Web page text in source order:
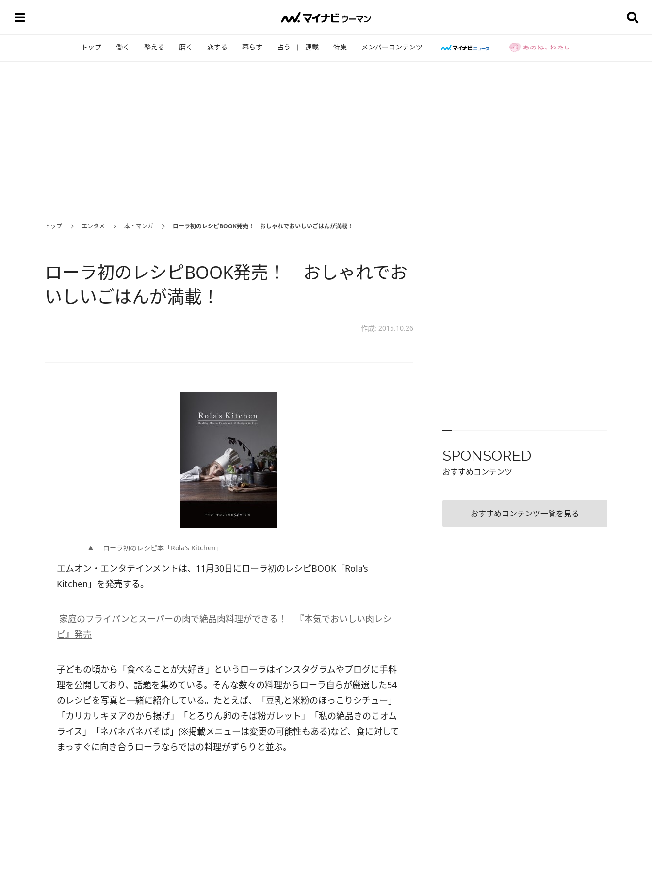
トップ 働く 整える 磨く 恋する 暮らす 占う 連載 特集 メンバーコンテンツ
トップ エンタメ 本・マンガ ローラ初のレシピBOOK発売！ おしゃれでおいしいごはんが満載！
ローラ初のレシピBOOK発売！ おしゃれでお
いしいごはんが満載！
作成: 2015.10.26
ローラ初のレシピ本「Rola’s Kitchen」
エムオン・エンタテインメントは、11月30日にローラ初のレシピBOOK「Rola’s
Kitchen」を発売する。
家庭のフライパンとスーパーの肉で絶品肉料理ができる！ 『本気でおいしい肉レシ
ピ』発売
子どもの頃から「食べることが大好き」というローラはインスタグラムやブログに手料
理を公開しており、話題を集めている。そんな数々の料理からローラ自らが厳選した54
のレシピを写真と一緒に紹介している。たとえば、「豆乳と米粉のほっこりシチュー」
「カリカリキヌアのから揚げ」「とろりん卵のそば粉ガレット」「私の絶品きのこオム
ライス」「ネバネバネバそば」(※掲載メニューは変更の可能性もある)など、食に対して
まっすぐに向き合うローラならではの料理がずらりと並ぶ。
SPONSORED
おすすめコンテンツ
おすすめコンテンツ一覧を見る